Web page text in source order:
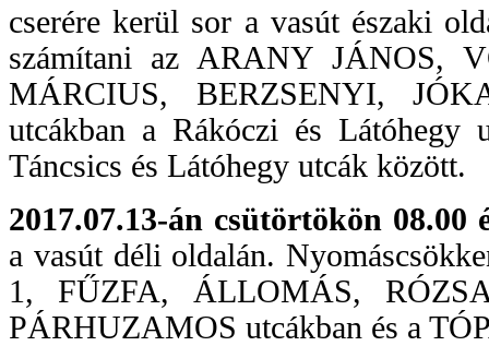
cserére kerül sor a vasút északi
számítani az ARANY JÁNOS,
MÁRCIUS, BERZSENYI,
utcákban a Rákóczi és
Táncsics és Látóhegy utcák között.
2017.07.13-án csütörtökön 08.00
a vasút déli oldalán.
1, FŰZFA, ÁLLOMÁS,
PÁRHUZAMOS utcákban és a